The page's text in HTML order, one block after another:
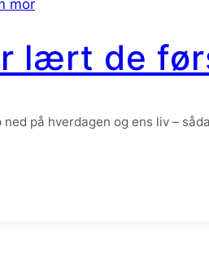
lært de
på hverdagen og ens liv –